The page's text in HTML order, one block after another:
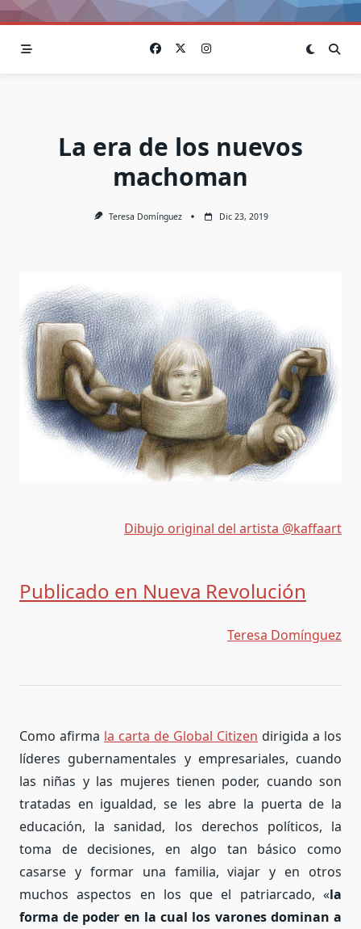
La era de los nuevos
machoman
Teresa Domínguez Dic 23, 2019
Dibujo original del artista @kaffaart
Publicado en Nueva Revolución
Teresa Domínguez
Como afirma la carta de Global Citizen dirigida a los
líderes gubernamentales y empresariales, cuando
las niñas y las mujeres tienen poder, cuando son
tratadas en igualdad, se les abre la puerta de la
educación, la sanidad, los derechos políticos, la
toma de decisiones, en algo tan básico como
casarse y formar una familia, viajar y en otros
muchos aspectos en los que el patriarcado, «la
forma de poder en la cual los varones dominan a